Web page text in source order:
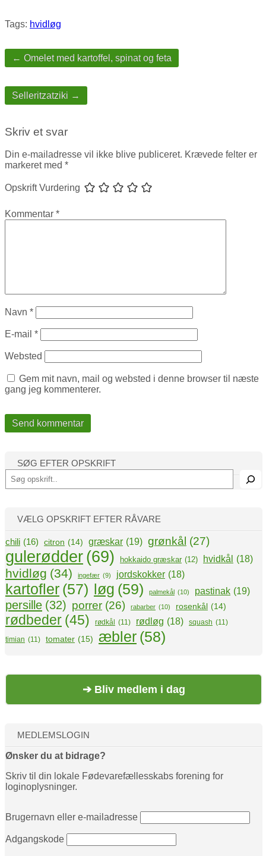
Tags: hvidløg
navigation
← Omelet med kartoffel, spinat og feta
Selleritzatziki →
Skriv et svar
Din e-mailadresse vil ikke blive publiceret. Krævede felter er
markeret med *
Opskrift Vurdering
Kommentar *
Navn *
E-mail *
Websted
Gem mit navn, mail og websted i denne browser til næste
gang jeg kommenterer.
SØG EFTER OPSKRIFT
VÆLG OPSKRIFT EFTER RÅVARE
chili (16) citron (14) græskar (19) grønkål (27)
gulerødder (69) hokkaido græskar (12) hvidkål (18)
hvidløg (34) ingefær (9) jordskokker (18)
kartofler (57) løg (59) palmekål (10) pastinak (19)
persille (32) porrer (26) rabarber (10) rosenkål (14)
rødbeder (45) rødkål (11) rødløg (18) squash (11)
timian (11) tomater (15) æbler (58)
➔ Bliv medlem i dag
MEDLEMSLOGIN
Ønsker du at bidrage?
Skriv til din lokale Fødevarefællesskabs forening for
loginoplysninger.
Brugernavn eller e-mailadresse
Adgangskode